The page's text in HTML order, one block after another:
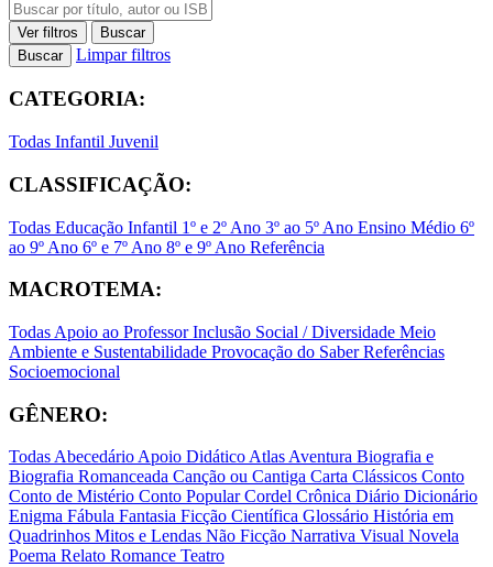
Ver filtros
Buscar
Buscar
Limpar filtros
CATEGORIA:
Todas Infantil Juvenil
CLASSIFICAÇÃO:
Todas Educação Infantil 1º e 2º Ano 3º ao 5º Ano Ensino Médio 6º
ao 9º Ano 6º e 7º Ano 8º e 9º Ano Referência
MACROTEMA:
Todas Apoio ao ProfessorInclusão Social / Diversidade Meio
Ambiente e Sustentabilidade Provocação do SaberReferências
Socioemocional
GÊNERO:
TodasAbecedárioApoio DidáticoAtlasAventura Biografia e
Biografia Romanceada Canção ou Cantiga Carta Clássicos Conto
Conto de Mistério Conto PopularCordel Crônica Diário Dicionário
Enigma Fábula Fantasia Ficção Científica Glossário História em
Quadrinhos Mitos e Lendas Não Ficção Narrativa Visual Novela
Poema Relato Romance Teatro